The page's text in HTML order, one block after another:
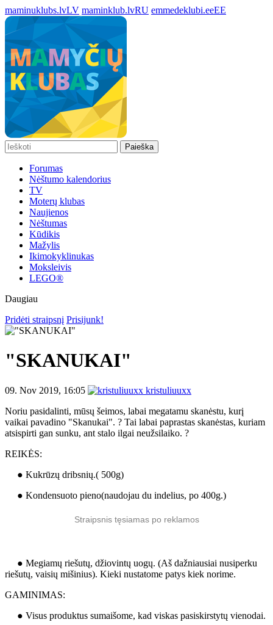
maminuklubs.lvLV maminklub.lvRU emmedeklubi.eeEE
Paieška
Forumas
Nėštumo kalendorius
TV
Moterų klubas
Naujienos
Nėštumas
Kūdikis
Mažylis
Ikimokyklinukas
Moksleivis
LEGO®
Daugiau
Pridėti straipsnį Prisijunk!
"SKANUKAI"
09. Nov 2019, 16:05
kristuliuuxx
Noriu pasidalinti, mūsų šeimos, labai megatamu skanėstu, kurį
vaikai pavadino "Skanukai". ? Tai labai paprastas skanėstas, kuriam
atsispirti gan sunku, ant stalo ilgai neužsilaiko. ?
REIKĖS:
● Kukrūzų dribsnių.( 500g)
● Kondensuoto pieno(naudojau du indelius, po 400g.)
Straipsnis tęsiamas po reklamos
● Megiamų riešutų, džiovintų uogų. (Aš dažniausiai nusiperku
riešutų, vaisių mišinius). Kieki nustatome patys kiek norime.
GAMINIMAS:
● Visus produktus sumaišome, kad viskas pasiskirstytų vienodai.